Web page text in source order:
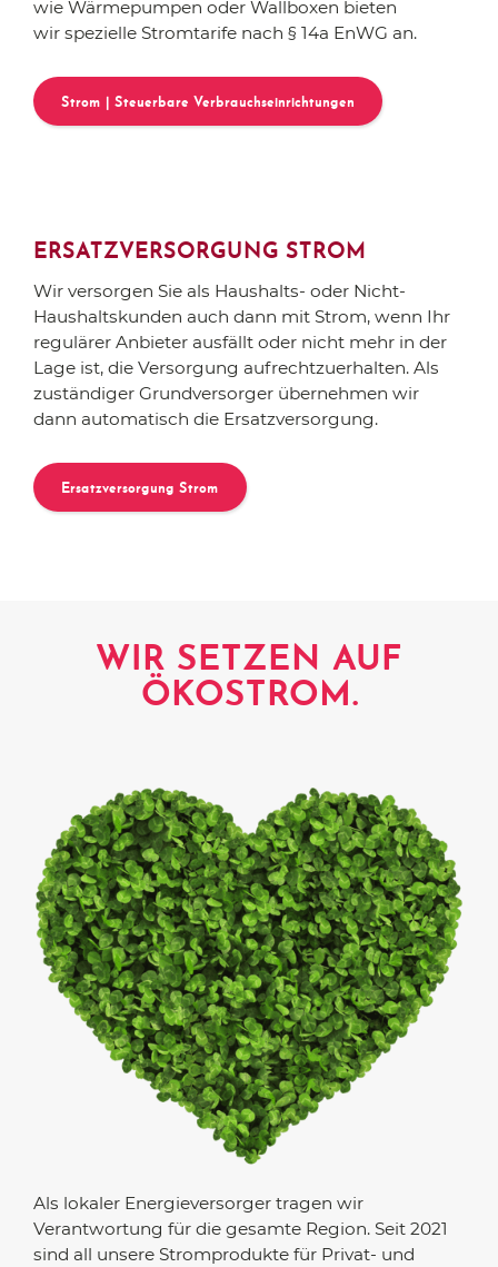
wie Wärmepumpen oder Wallboxen bieten
wir spezielle Stromtarife nach § 14a EnWG an.
Strom | Steuerbare Verbrauchseinrichtungen
ERSATZVERSORGUNG STROM
Wir versorgen Sie als Haushalts- oder Nicht-
Haushaltskunden auch dann mit Strom, wenn Ihr
regulärer Anbieter ausfällt oder nicht mehr in der
Lage ist, die Versorgung aufrechtzuerhalten. Als
zuständiger Grundversorger übernehmen wir
dann automatisch die Ersatzversorgung.
Ersatzversorgung Strom
WIR SETZEN AUF
ÖKOSTROM.
Als lokaler Energieversorger tragen wir
Verantwortung für die gesamte Region. Seit 2021
sind all unsere Stromprodukte für Privat- und